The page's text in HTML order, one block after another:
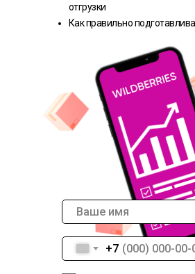
+7
отгрузки
Как правильно